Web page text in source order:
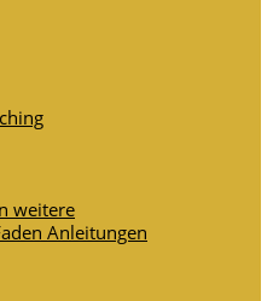
weitere
Anleitungen